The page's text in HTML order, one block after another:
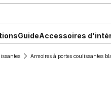
GuideAccessoires
Armoires à portes coulissantes